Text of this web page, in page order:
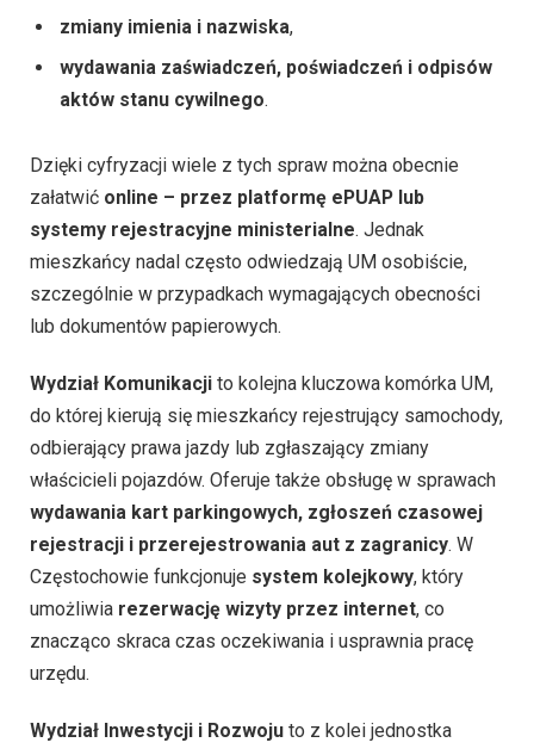
zmiany imienia i nazwiska,
wydawania zaświadczeń, poświadczeń i odpisów
aktów stanu cywilnego.
Dzięki cyfryzacji wiele z tych spraw można obecnie
załatwić online – przez platformę ePUAP lub
systemy rejestracyjne ministerialne. Jednak
mieszkańcy nadal często odwiedzają UM osobiście,
szczególnie w przypadkach wymagających obecności
lub dokumentów papierowych.
Wydział Komunikacji to kolejna kluczowa komórka UM,
do której kierują się mieszkańcy rejestrujący samochody,
odbierający prawa jazdy lub zgłaszający zmiany
właścicieli pojazdów. Oferuje także obsługę w sprawach
wydawania kart parkingowych, zgłoszeń czasowej
rejestracji i przerejestrowania aut z zagranicy. W
Częstochowie funkcjonuje system kolejkowy, który
umożliwia rezerwację wizyty przez internet, co
znacząco skraca czas oczekiwania i usprawnia pracę
urzędu.
Wydział Inwestycji i Rozwoju to z kolei jednostka